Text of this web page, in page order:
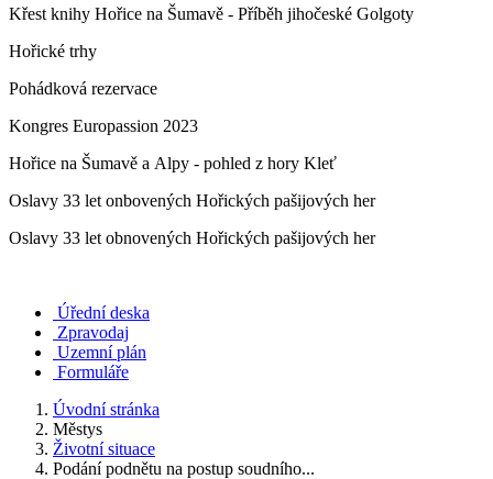
Křest knihy Hořice na Šumavě - Příběh jihočeské Golgoty
Hořické trhy
Pohádková rezervace
Kongres Europassion 2023
Hořice na Šumavě a Alpy - pohled z hory Kleť
Oslavy 33 let onbovených Hořických pašijových her
Oslavy 33 let obnovených Hořických pašijových her
Úřední deska
Zpravodaj
Uzemní plán
Formuláře
Úvodní stránka
Městys
Životní situace
Podání podnětu na postup soudního...